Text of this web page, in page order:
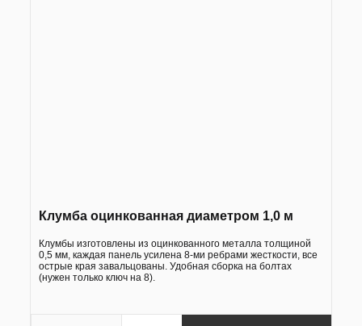
Клумба оцинкованная диаметром 1,0 м
Клумбы изготовлены из оцинкованного металла толщиной
0,5 мм, каждая панель усилена 8-ми ребрами жесткости, все
острые края завальцованы. Удобная сборка на болтах
(нужен только ключ на 8).